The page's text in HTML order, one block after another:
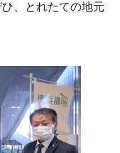
、とれたての地元